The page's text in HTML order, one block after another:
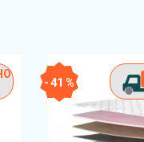
- 41 %